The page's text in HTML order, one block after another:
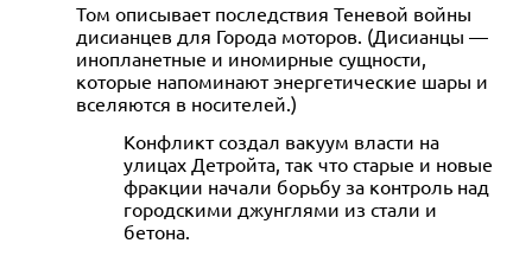
Том описывает последствия Теневой войны
дисианцев для Города моторов. (Дисианцы —
инопланетные и иномирные сущности,
которые напоминают энергетические шары и
вселяются в носителей.)
Конфликт создал вакуум власти на
улицах Детройта, так что старые и новые
фракции начали борьбу за контроль над
городскими джунглями из стали и
бетона.